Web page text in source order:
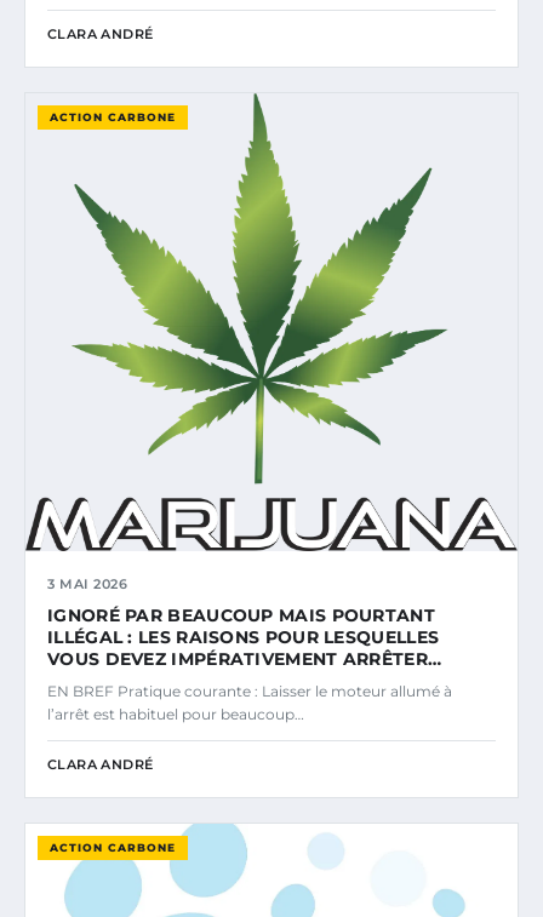
CLARA ANDRÉ
ACTION CARBONE
3 MAI 2026
IGNORÉ PAR BEAUCOUP MAIS POURTANT
ILLÉGAL : LES RAISONS POUR LESQUELLES
VOUS DEVEZ IMPÉRATIVEMENT ARRÊTER…
EN BREF Pratique courante : Laisser le moteur allumé à
l’arrêt est habituel pour beaucoup…
CLARA ANDRÉ
ACTION CARBONE